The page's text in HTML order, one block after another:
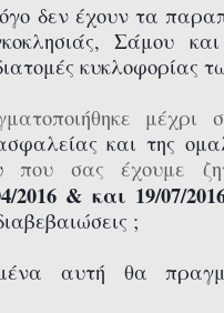
δεν έχουν τα
Σάμου
κυκλοφορίας
και της
που σας έχουμε
2016 & και 19/07/
;
αυτή θα